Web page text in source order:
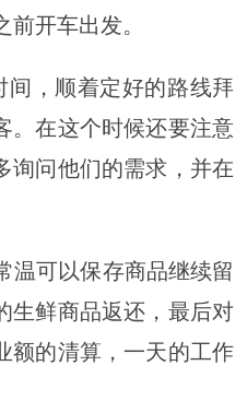
开车出发。
间，顺着定好的路线拜
。在这个时候还要注意
询问他们的需求，并在
温可以保存商品继续留
生鲜商品返还，最后对
额的清算，一天的工作